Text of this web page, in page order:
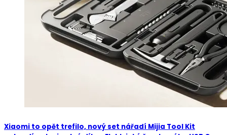
Xiaomi to opět trefilo, nový set nářadí Mijia Tool Kit